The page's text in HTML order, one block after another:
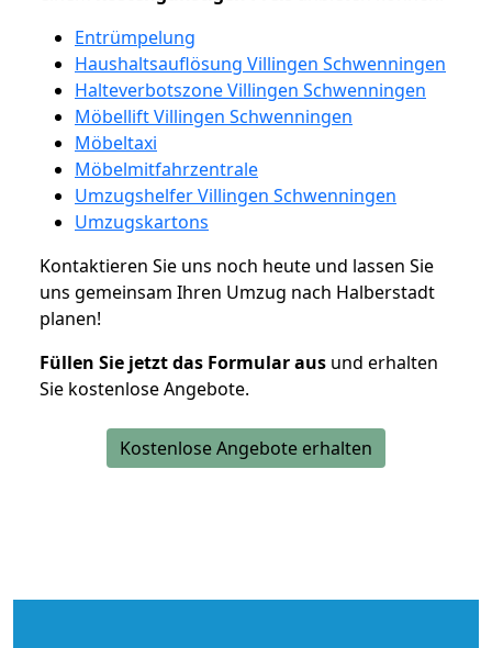
Entrümpelung
Haushaltsauflösung Villingen Schwenningen
Halteverbotszone Villingen Schwenningen
Möbellift Villingen Schwenningen
Möbeltaxi
Möbelmitfahrzentrale
Umzugshelfer Villingen Schwenningen
Umzugskartons
Kontaktieren Sie uns noch heute und lassen Sie
uns gemeinsam Ihren Umzug nach Halberstadt
planen!
Füllen Sie jetzt das Formular aus und erhalten
Sie kostenlose Angebote.
Kostenlose Angebote erhalten